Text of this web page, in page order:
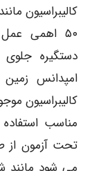
کالیبراسیون
۵۰ اهمی
دستگیره
امپدانس
کالیبراسیون
مناسب
تحت آزمون از